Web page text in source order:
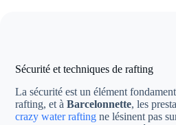
Sécurité et techniques de rafting
La sécurité est un élément
rafting, et àBarcelonnette, les
crazy water rafting ne lésinent pas